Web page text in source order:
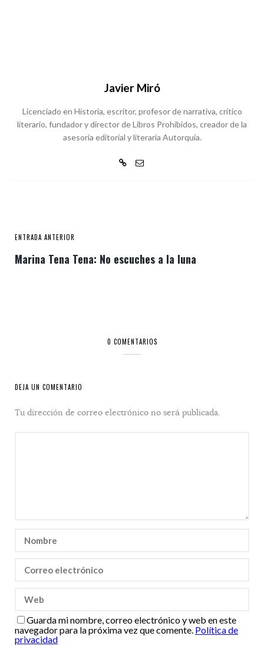
Javier Miró
Licenciado en Historia, escritor, profesor de narrativa, crítico
literario, fundador y director de Libros Prohibidos, creador de la
asesoría editorial y literaria Autorquía.
ENTRADA ANTERIOR
Marina Tena Tena: No escuches a la luna
0 COMENTARIOS
DEJA UN COMENTARIO
Tu dirección de correo electrónico no será publicada.
Guarda mi nombre, correo electrónico y web en este
navegador para la próxima vez que comente. Política de
privacidad